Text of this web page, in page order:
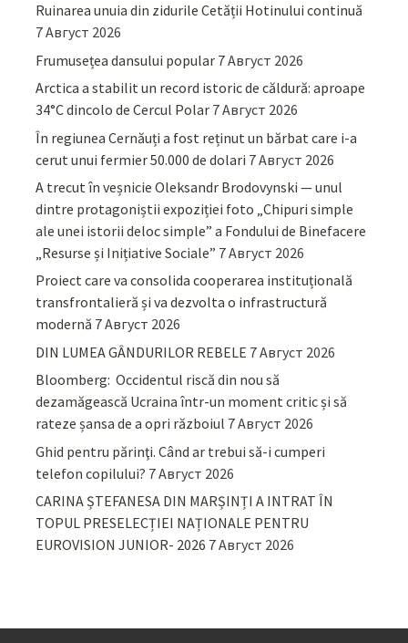
Ruinarea unuia din zidurile Cetății Hotinului continuă
7 Август 2026
Frumusețea dansului popular 7 Август 2026
Arctica a stabilit un record istoric de căldură: aproape
34°C dincolo de Cercul Polar 7 Август 2026
În regiunea Cernăuți a fost reținut un bărbat care i-a
cerut unui fermier 50.000 de dolari 7 Август 2026
A trecut în veșnicie Oleksandr Brodovynski — unul
dintre protagoniștii expoziției foto „Chipuri simple
ale unei istorii deloc simple” a Fondului de Binefacere
„Resurse și Inițiative Sociale” 7 Август 2026
Proiect care va consolida cooperarea instituțională
transfrontalieră și va dezvolta o infrastructură
modernă 7 Август 2026
DIN LUMEA GÂNDURILOR REBELE 7 Август 2026
Bloomberg: Occidentul riscă din nou să
dezamăgească Ucraina într-un moment critic și să
rateze șansa de a opri războiul 7 Август 2026
Ghid pentru părinţi. Când ar trebui să-i cumperi
telefon copilului? 7 Август 2026
CARINA ȘTEFANESA DIN MARȘINȚI A INTRAT ÎN
TOPUL PRESELECȚIEI NAȚIONALE PENTRU
EUROVISION JUNIOR- 2026 7 Август 2026